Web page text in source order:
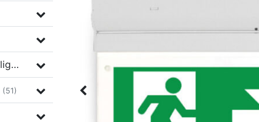
LED inbouwspots en downlights (37)
(51)